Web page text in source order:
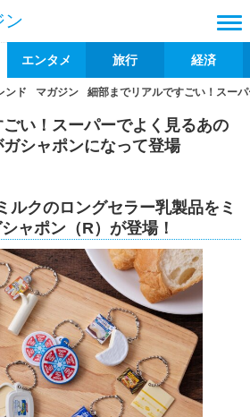
ン
エンタメ 旅行 経済
ンド マガジン 細部までリアルですごい！スー
い！スーパーでよく見るあの
シャポンになって登場
ルクのロングセラー乳製品をミ
ャポン（R）が登場！